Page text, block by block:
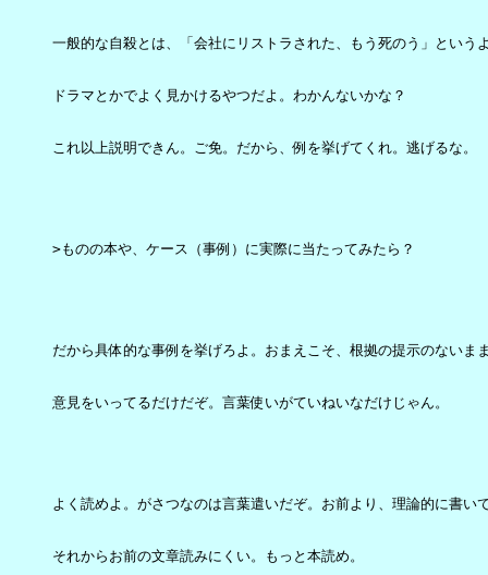
一般的な自殺とは、「会社にリストラされた、もう死のう」という
ドラマとかでよく見かけるやつだよ。わかんないかな？
これ以上説明できん。ご免。だから、例を挙げてくれ。逃げるな。
>ものの本や、ケース（事例）に実際に当たってみたら？
だから具体的な事例を挙げろよ。おまえこそ、根拠の提示のないま
意見をいってるだけだぞ。言葉使いがていねいなだけじゃん。
よく読めよ。がさつなのは言葉遣いだぞ。お前より、理論的に書い
それからお前の文章読みにくい。もっと本読め。